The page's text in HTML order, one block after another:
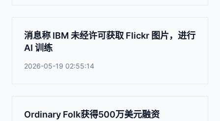
消息称 IBM 未经许可获取 Flickr 图片，进行
AI 训练
2026-05-19 02:55:14
Ordinary Folk获得500万美元融资